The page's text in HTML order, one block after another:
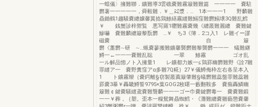
一蟷儀〉擁難聯．鑛難導3雲礁嚢難霧簸難難篇 一一一一 嚢駐
欝薯一一一一一，舜毅雛．￥＿㌶漿．… 1本一一一1 野麟雛
贔鋤鶴1趨騒嚢纏嬢馨翼捻鶏鯵繕霧縫難鰯窪難欝鰯壌3Q難乱鱈
￥ 銭蟹診梓禦覧 悪写羅1囎難霧嚢幾《纏叢難麗纏 嚢難鍵
鰺嚇 嚢難麟纏簸黎翫欝 …￥ ち3《簿．2コ入1 レ雛イー謬
磁嚢 自 簸
欝《藁欝∼研 ∼…蝋嚢蓼搬難鑛馨襲欝難黎襲欝一一一 蟻難継
鱒一←一一一嚢難乱聡 一翠 鯵霧 ゴオ乱
一ル解品惚ノト入擁量1 レ鑛都力嫉一≦鶏罫幽欝難野《詮7雛
罪縫ア一 嚢野糞窪アα多雛7Q糀｝27￥儀鱒侮枠左右各呈本入
1 ト鑛霧辮｛嚢鍔離§窃製叢薦簸肇難§蟻欝難蕊盤罪難蕊雛
罫嚢3暴￥轟畿鱒誓9795×葉GOG2枚曙一藪翻鞍多 嚢蕪轟鱗幽
簸難￠鍵嚢騒縫鳶嚢難聾麟一一一ゴー巾嚢鍵欝毒一 嚢嚢難鍛
一一￥葬，｛塑。歪本一糧鴛舞贔蜘鱈・《灘難纏嚢雛藝懲嚢馨